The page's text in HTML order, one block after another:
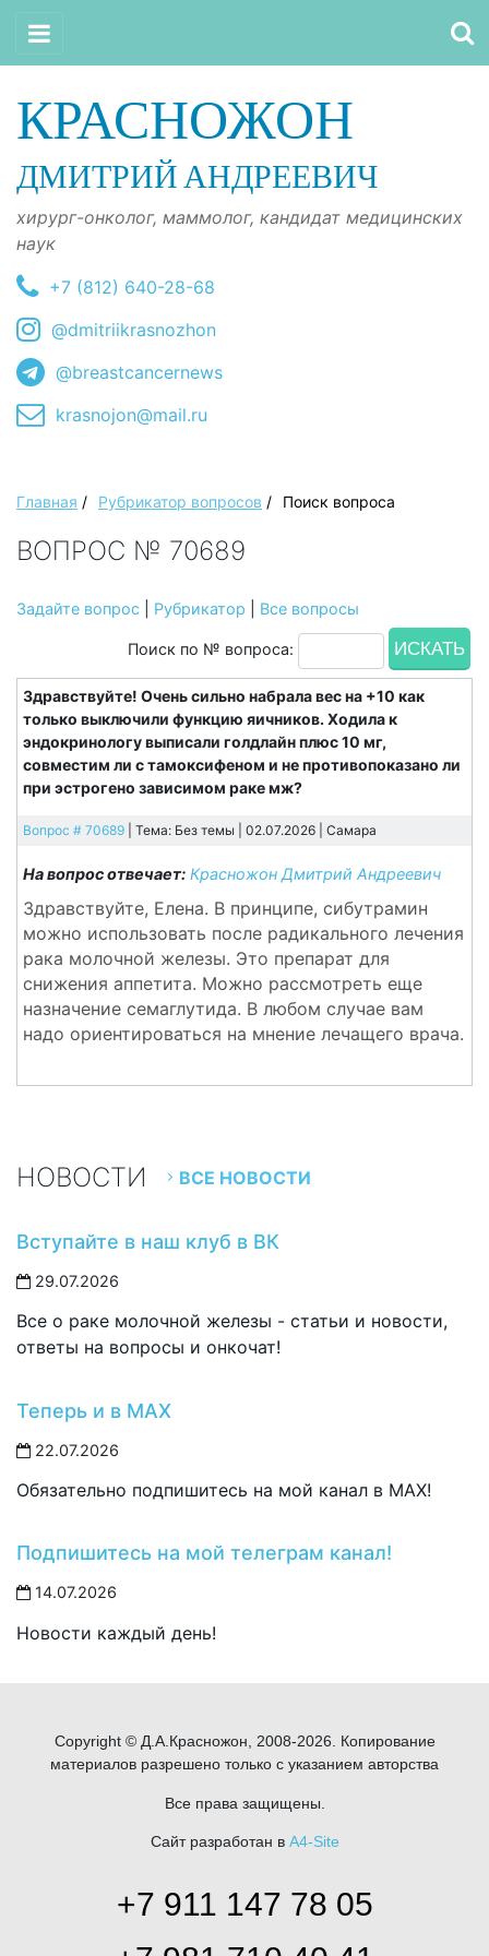
КРАСНОЖОН
ДМИТРИЙ АНДРЕЕВИЧ
хирург-онколог, маммолог, кандидат медицинских
наук
+7 (812) 640-28-68
@dmitriikrasnozhon
@breastcancernews
krasnojon@mail.ru
Главная / Рубрикатор вопросов / Поиск вопроса
ВОПРОС № 70689
Задайте вопрос Рубрикатор Все вопросы
Поиск по № вопроса:
Здравствуйте! Очень сильно набрала вес на +10 как
только выключили функцию яичников. Ходила к
эндокринологу выписали голдлайн плюс 10 мг,
совместим ли с тамоксифеном и не противопоказано ли
при эстрогено зависимом раке мж?
Вопрос # 70689 | Тема: Без темы | 02.07.2026 | Самара
На вопрос отвечает: Красножон Дмитрий Андреевич
Здравствуйте, Елена. В принципе, сибутрамин
можно использовать после радикального лечения
рака молочной железы. Это препарат для
снижения аппетита. Можно рассмотреть еще
назначение семаглутида. В любом случае вам
надо ориентироваться на мнение лечащего врача.
НОВОСТИ ВСЕ НОВОСТИ
Вступайте в наш клуб в ВК
29.07.2026
Все о раке молочной железы - статьи и новости,
ответы на вопросы и онкочат!
Теперь и в MAX
22.07.2026
Обязательно подпишитесь на мой канал в MAX!
Подпишитесь на мой телеграм канал!
14.07.2026
Новости каждый день!
Copyright © Д.А.Красножон, 2008-2026. Копирование
материалов разрешено только с указанием авторства
Все права защищены.
Сайт разработан в A4-Site
+7 911 147 78 05